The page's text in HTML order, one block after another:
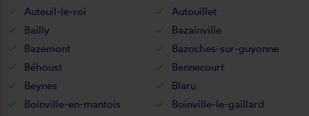
Auteuil-le-roi
Autouillet
Bailly
Bazainville
Bazemont
Bazoches-sur-guyonne
Béhoust
Bennecourt
Beynes
Blaru
Boinville-en-mantois
Boinville-le-gaillard